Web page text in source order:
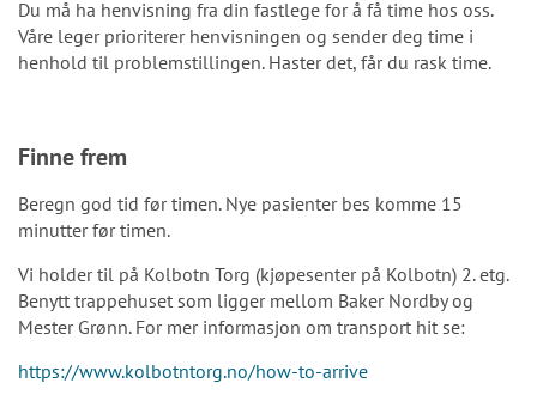
Du må ha henvisning fra din fastlege for å få time hos oss.
Våre leger prioriterer henvisningen og sender deg time i
henhold til problemstillingen. Haster det, får du rask time.
Finne frem
Beregn god tid før timen. Nye pasienter bes komme 15
minutter før timen.
Vi holder til på Kolbotn Torg (kjøpesenter på Kolbotn) 2. etg.
Benytt trappehuset som ligger mellom Baker Nordby og
Mester Grønn. For mer informasjon om transport hit se:
https://www.kolbotntorg.no/how-to-arrive